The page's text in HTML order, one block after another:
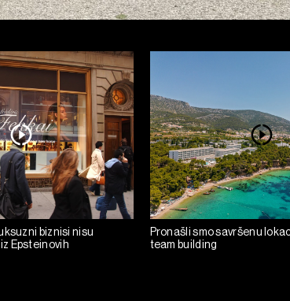
biznisi nisu
Epsteinovih
Pronašli smo savršenu
team building